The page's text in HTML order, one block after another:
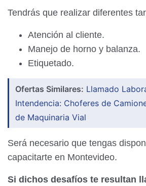
Tendrás que realizar diferentes
Atención al cliente.
Manejo de horno y balanza.
Etiquetado.
Ofertas Similares: Llamado
Intendencia: Choferes de
de Maquinaria Vial
Será necesario que tengas
capacitarte en Montevideo.
Si dichos desafíos te resultan